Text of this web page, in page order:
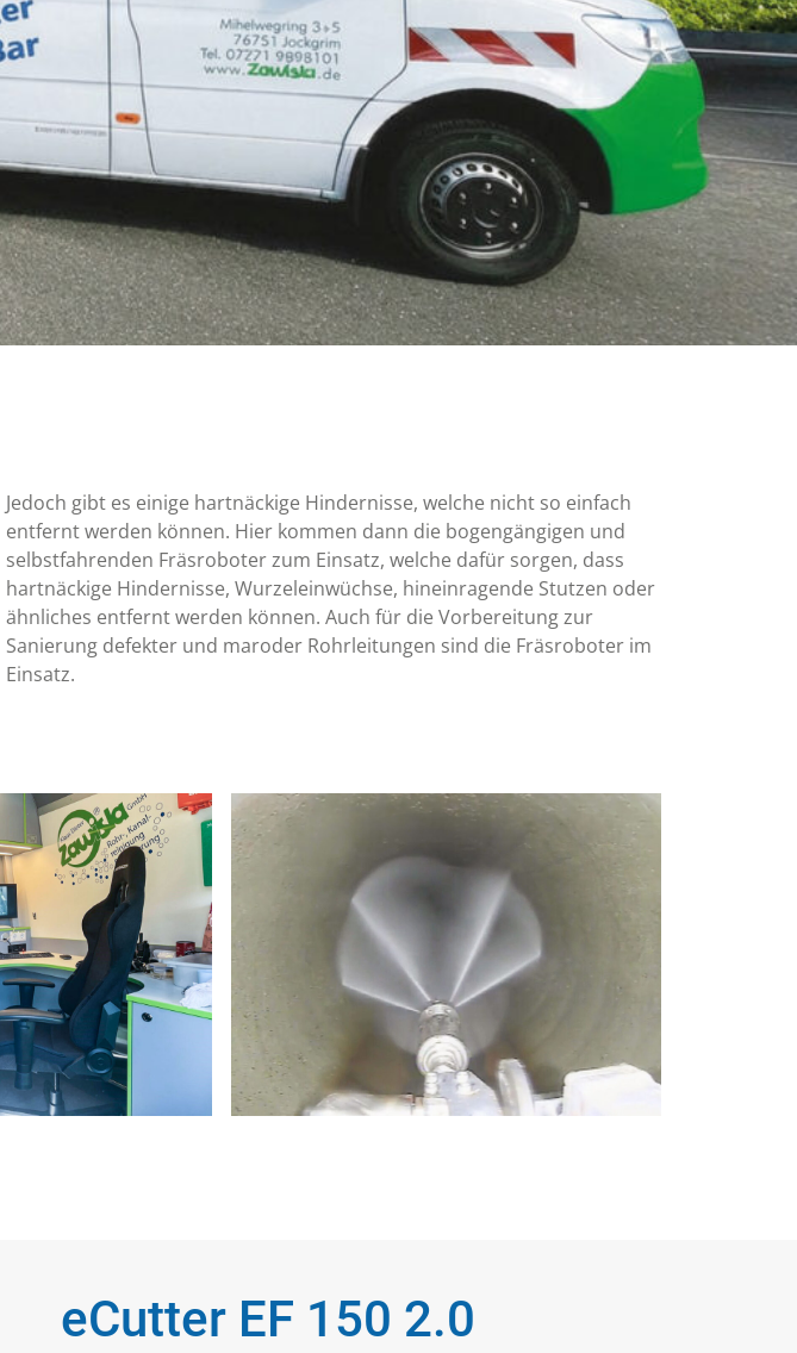
Rattensperre
Wir sichern Ihre Kanalisation vor
Ratten und verlängern die
Lebensdauer des Abwasserkanals
Gebäudereinigung
Saubere und gepflegte Gebäude
sind die Grundlage für einen
positiven ersten Eindruck.
Jedoch gibt es einige hartnäckige Hindernisse, welche nicht so einfach
entfernt werden können. Hier kommen dann die bogengängigen und
selbstfahrenden Fräsroboter zum Einsatz, welche dafür sorgen, dass
hartnäckige Hindernisse, Wurzeleinwüchse, hineinragende Stutzen oder
ähnliches entfernt werden können. Auch für die Vorbereitung zur
Sanierung defekter und maroder Rohrleitungen sind die Fräsroboter im
Einsatz.
eCutter EF 150 2.0